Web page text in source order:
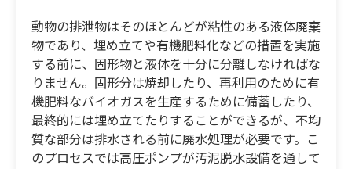
動物の排泄物はそのほとんどが粘性のある液体廃棄
物であり、埋め立てや有機肥料化などの措置を実施
する前に、固形物と液体を十分に分離しなければな
りません。固形分は焼却したり、再利用のために有
機肥料なバイオガスを生産するために備蓄したり、
最終的には埋め立てたりすることができるが、不均
質な部分は排水される前に廃水処理が必要です。こ
のプロセスでは高圧ポンプが汚泥脱水設備を通して